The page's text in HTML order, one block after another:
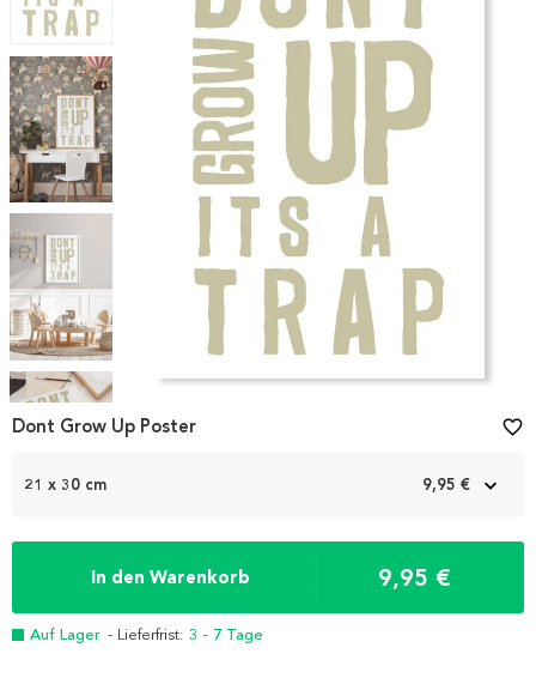
Item
1
21 x 30 cm 9,95 €
In den Warenkorb 9,95 €
Auf Lager - Lieferfrist: 3 - 7 Tage
Dont Grow Up Poster favorite_border